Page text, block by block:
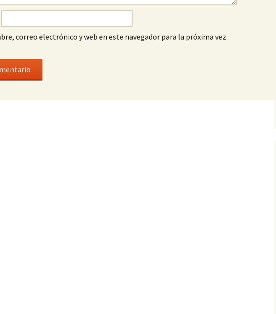
correo electrónico y web en este navegador para la próxima vez